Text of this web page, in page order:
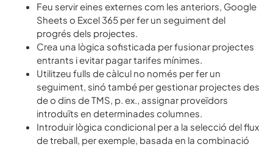
Feu servir eines externes com les anteriors, Google
Sheets o Excel 365 per fer un seguiment del
progrés dels projectes.
Crea una lògica sofisticada per fusionar projectes
entrants i evitar pagar tarifes mínimes.
Utilitzeu fulls de càlcul no només per fer un
seguiment, sinó també per gestionar projectes des
de o dins de TMS, p. ex., assignar proveïdors
introduïts en determinades columnes.
Introduir lògica condicional per a la selecció del flux
de treball, per exemple, basada en la combinació